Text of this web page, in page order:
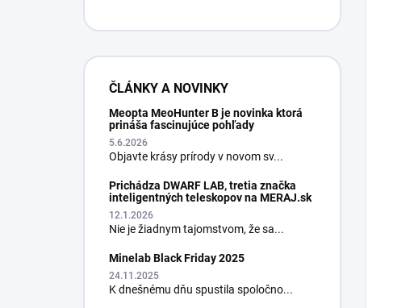
ČLÁNKY A NOVINKY
Meopta MeoHunter B je novinka ktorá
prináša fascinujúce pohľady
5.6.2026
Objavte krásy prírody v novom sv...
Prichádza DWARF LAB, tretia značka
inteligentných teleskopov na MERAJ.sk
12.1.2026
Nie je žiadnym tajomstvom, že sa...
Minelab Black Friday 2025
24.11.2025
K dnešnému dňu spustila spoločno...